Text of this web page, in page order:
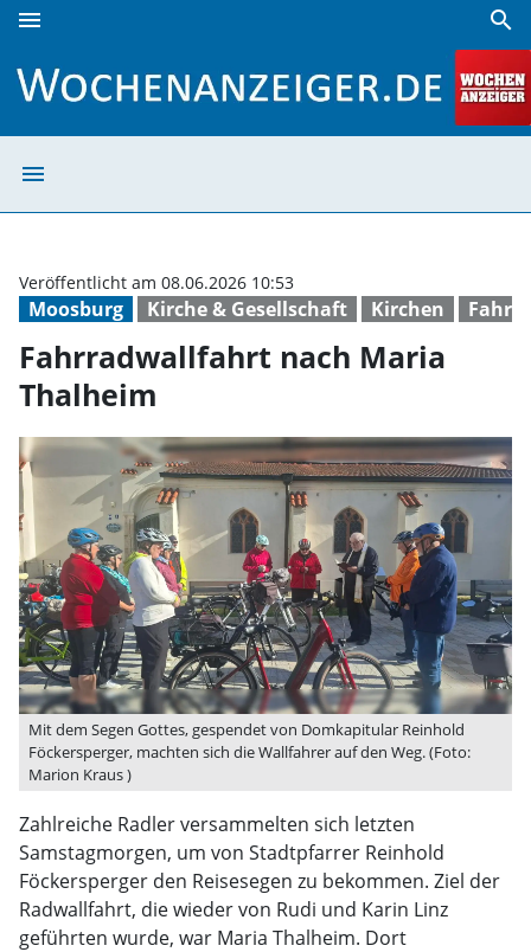
menu search
menu
Moosburg Kirche & Gesellschaft Kirchen
Veröffentlicht am 08.06.2026 10:53
Fahrradwallfahrt nach Maria
Thalheim
Mit dem Segen Gottes, gespendet von Domkapitular Reinhold
Föckersperger, machten sich die Wallfahrer auf den Weg. (Foto:
Marion Kraus )
Zahlreiche Radler versammelten sich letzten
Samstagmorgen, um von Stadtpfarrer Reinhold
Föckersperger den Reisesegen zu bekommen. Ziel der
Radwallfahrt, die wieder von Rudi und Karin Linz
geführten wurde, war Maria Thalheim. Dort